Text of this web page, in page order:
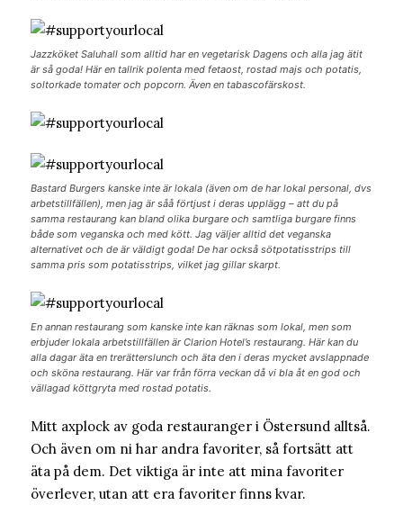
Jazzköket Saluhall som alltid har en vegetarisk Dagens och alla jag ätit
är så goda! Här en tallrik polenta med fetaost, rostad majs och potatis,
soltorkade tomater och popcorn. Även en tabascofärskost.
Bastard Burgers kanske inte är lokala (även om de har lokal personal, dvs
arbetstillfällen), men jag är såå förtjust i deras upplägg – att du på
samma restaurang kan bland olika burgare och samtliga burgare finns
både som veganska och med kött. Jag väljer alltid det veganska
alternativet och de är väldigt goda! De har också sötpotatisstrips till
samma pris som potatisstrips, vilket jag gillar skarpt.
En annan restaurang som kanske inte kan räknas som lokal, men som
erbjuder lokala arbetstillfällen är Clarion Hotel’s restaurang. Här kan du
alla dagar äta en trerätterslunch och äta den i deras mycket avslappnade
och sköna restaurang. Här var från förra veckan då vi bla åt en god och
vällagad köttgryta med rostad potatis.
Mitt axplock av goda restauranger i Östersund alltså.
Och även om ni har andra favoriter, så fortsätt att
äta på dem. Det viktiga är inte att mina favoriter
överlever, utan att era favoriter finns kvar.